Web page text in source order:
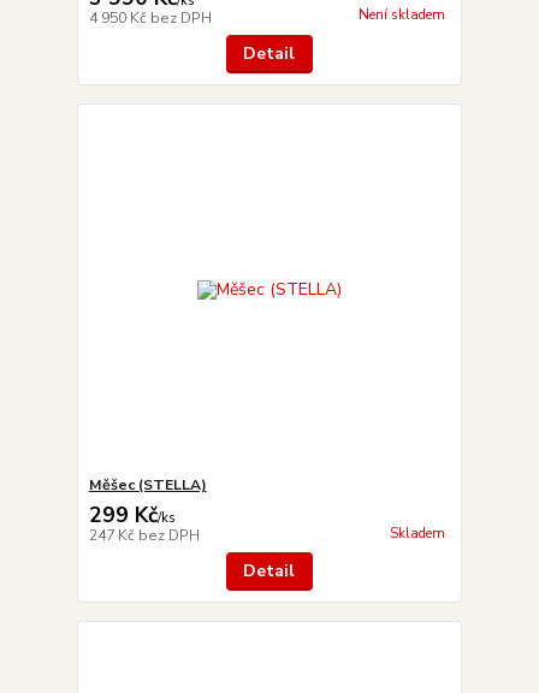
4 950 Kč bez DPH Není skladem
Detail
Měšec (STELLA)
299 Kč/ks
247 Kč bez DPH Skladem
Detail